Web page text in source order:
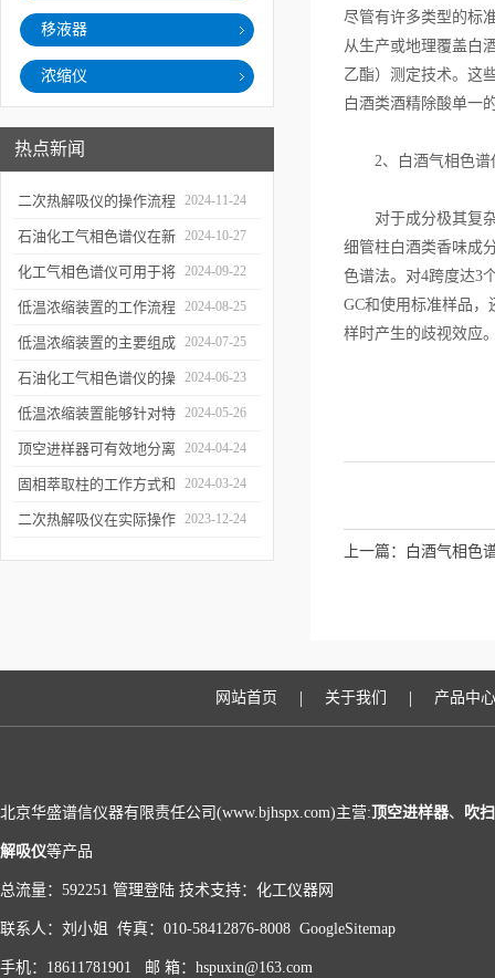
移液器
浓缩仪
热点新闻
二次热解吸仪的操作流程
和使用注意事项
2024-11-24
石油化工气相色谱仪在新
材料、新产品的研发中的
应用
2024-10-27
化工气相色谱仪可用于将
样品引入色谱柱并推动分
离过程
2024-09-22
低温浓缩装置的工作流程
及使用注意事项
2024-08-25
低温浓缩装置的主要组成
部分及具体工作流程分析
2024-07-25
石油化工气相色谱仪的操
作要点详细分析
2024-06-23
低温浓缩装置能够针对特
定的目标组分进行有效浓
缩
2024-05-26
顶空进样器可有效地分离
和富集样品中的挥发性成
分
2024-04-24
固相萃取柱的工作方式和
应用场景
2024-03-24
二次热解吸仪在实际操作 2023-12-24
尽管有许多类型的标
从生产或地理覆盖白
乙酯）测定技术。这
白酒类酒精除酸单一
2、白酒气相色谱
对于成分极其复杂
细管柱白酒类香味成
色谱法。对4跨度达3
GC和使用标准样品
样时产生的歧视效应
上一篇： 白酒气相色
网站首页 | 关于我们 | 产品中心
北京华盛谱信仪器有限责任公司(www.bjhspx.com)主营:顶空进样器、 吹
解吸仪等产品
总流量：592251 管理登陆 技术支持： 化工仪器网
联系人：刘小姐 传真：010-58412876-8008 GoogleSitemap
手机：18611781901 邮 箱：hspuxin@163.com